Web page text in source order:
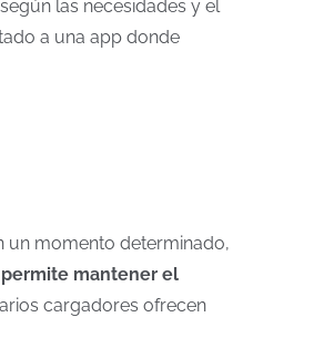
según las necesidades y el
a una app donde
un momento determinado,
permite mantener el
cargadores ofrecen